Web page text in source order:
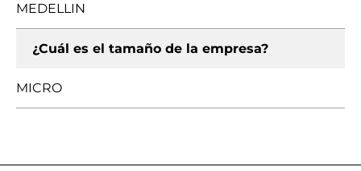
MEDELLIN
¿Cuál es el tamaño de la empresa?
MICRO